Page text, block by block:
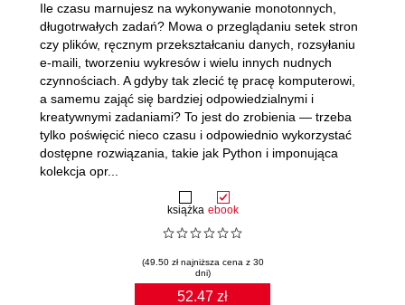
książka ebook
(49.50 zł najniższa cena z 30
dni)
52.47 zł
Ile czasu marnujesz na wykonywanie monotonnych,
długotrwałych zadań? Mowa o przeglądaniu setek stron
czy plików, ręcznym przekształcaniu danych, rozsyłaniu
e-maili, tworzeniu wykresów i wielu innych nudnych
czynnościach. A gdyby tak zlecić tę pracę komputerowi,
a samemu zająć się bardziej odpowiedzialnymi i
kreatywnymi zadaniami? To jest do zrobienia — trzeba
tylko poświęcić nieco czasu i odpowiednio wykorzystać
dostępne rozwiązania, takie jak Python i imponująca
kolekcja opr...